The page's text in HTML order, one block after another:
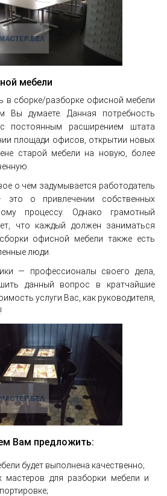
мебели
в сборке/разборке офисной мебели
Вы думаете. Данная потребность
постоянным расширением штата
площади офисов, открытии новых
старой мебели на новую, более
о чем задумывается работодатель
о привлечении собственных
процессу. Однако грамотный
что каждый должен заниматься
офисной мебели также есть
люди.
— профессионалы своего дела,
данный вопрос в кратчайшие
услуги Вас, как руководителя,
Вам предложить:
будет выполнена качественно;
мастеров для разборки мебели и